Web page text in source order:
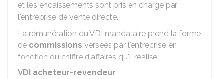
et les encaissements sont pris en charge par
l'entreprise de vente directe.
La rémunération du VDI mandataire prend la forme
de commissions versées par l'entreprise en
fonction du chiffre d'affaires qu'il réalise.
VDI acheteur-revendeur